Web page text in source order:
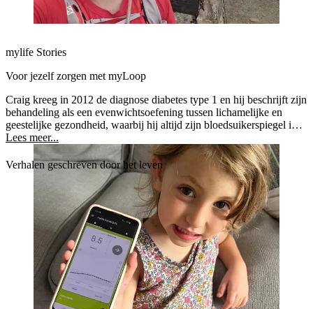
mylife Stories
Voor jezelf zorgen met myLoop
Craig kreeg in 2012 de diagnose diabetes type 1 en hij beschrijft zijn
behandeling als een evenwichtsoefening tussen lichamelijke en
geestelijke gezondheid, waarbij hij altijd zijn bloedsuikerspiegel in
de gaten moet houden en voortdurend zijn insulinetoediening moet
aanpassen. Sinds een paar maanden gebruikt hij myLoop en hij is
dankbaar dat het systeem een enorme hoeveelheid druk wegneemt
door al deze beslissingen voor hem te nemen.
Lees meer...
Verhalen geschreven door het leven